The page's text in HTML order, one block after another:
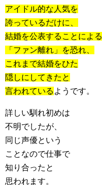
アイドル的な人気を
誇っているだけに、
結婚を公表することによる
「ファン離れ」を恐れ、
これまで結婚をひた
隠しにしてきたと
言われている ようです。
詳しい馴れ初めは
不明でしたが、
同じ声優という
ことなので仕事で
知り合ったと
思われます。